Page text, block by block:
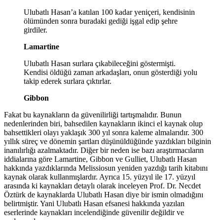
Ulubatlı Hasan’a katılan 100 kadar yeniçeri, kendisinin
ölümünden sonra buradaki gediği işgal edip şehre
girdiler.
Lamartine
Ulubatlı Hasan surlara çıkabileceğini göstermişti.
Kendisi öldüğü zaman arkadaşları, onun gösterdiği yolu
takip ederek surlara çıktırlar.
Gibbon
Fakat bu kaynakların da güvenilirliği tartışmalıdır. Bunun
nedenlerinden biri, bahsedilen kaynakların ikinci el kaynak olup
bahsettikleri olayı yaklaşık 300 yıl sonra kaleme almalarıdır. 300
yıllık süreç ve dönemin şartları düşünüldüğünde yazdıkları bilginin
inanılırlığı azalmaktadır. Diğer bir neden ise bazı araştırmacıların
iddialarına göre Lamartine, Gibbon ve Gulliet, Ulubatlı Hasan
hakkında yazdıklarında Melissiosun yeniden yazdığı tarih kitabını
kaynak olarak kullanmışlardır. Ayrıca 15. yüzyıl ile 17. yüzyıl
arasında ki kaynakları detaylı olarak inceleyen Prof. Dr. Necdet
Öztürk de kaynaklarda Ulubatlı Hasan diye bir ismin olmadığını
belirtmiştir. Yani Ulubatlı Hasan efsanesi hakkında yazılan
eserlerinde kaynakları incelendiğinde güvenilir değildir ve